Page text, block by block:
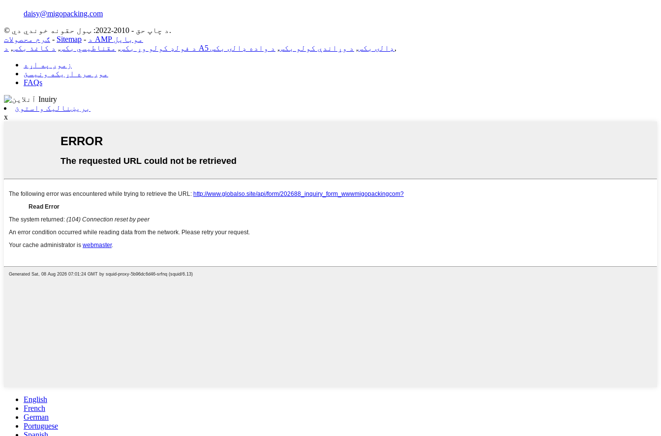
daisy@migopacking.com
© د چاپ حق - 2010-2022: ټول حقونه خوندي دي.
ګرم محصولات - Sitemap -
د AMP موبایل
د فولډ کولو وړ بکس, مقناطیسي بکس, د کاغذ بکس, د A5 ډالۍ بکس, د وړاندې کولو بکس, د واده ډالۍ بکس
,
زموږ په اړه
موږ سره اړیکه ونیسئ
FAQs
بریښنالیک واستوئ
x
English
French
German
Portuguese